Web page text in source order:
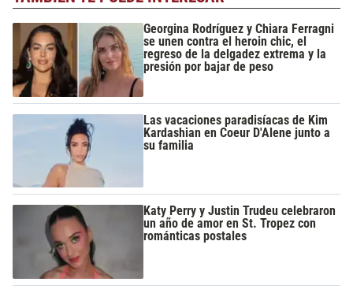
Georgina Rodríguez y Chiara Ferragni
se unen contra el heroin chic, el
regreso de la delgadez extrema y la
presión por bajar de peso
Las vacaciones paradisíacas de Kim
Kardashian en Coeur D'Alene junto a
su familia
Katy Perry y Justin Trudeu celebraron
un año de amor en St. Tropez con
románticas postales